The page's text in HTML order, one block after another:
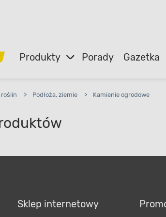
Produkty Porady Gazetka
> Podłoża, ziemie > Kamienie ogrodowe
Sklep internetowy